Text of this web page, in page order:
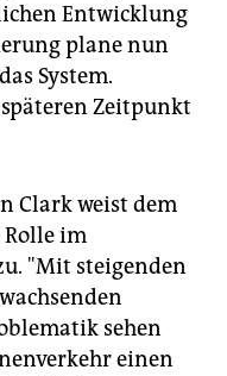
Entwicklung
plane nun
System.
Zeitpunkt
Clark weist dem
Rolle im
"Mit steigenden
sehen
einen